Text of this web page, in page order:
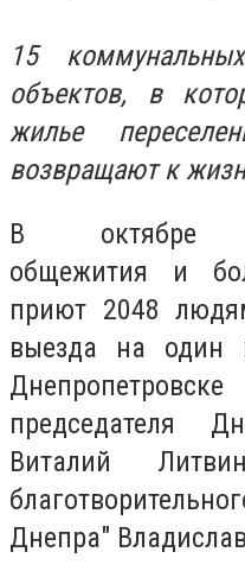
15
объектов, в
жилье
возвращают к
В октябре
общежития и
приют 2048
выезда на один
председателя
Виталий
Днепра"